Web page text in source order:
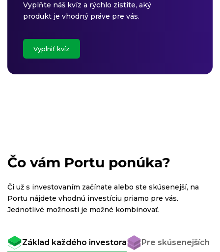
Vyplňte náš kvíz a rýchlo zistite, aký
produkt je vhodný práve pre vás.
Vyplniť kvíz
Čo vám Portu ponúka?
Či už s investovaním začínate alebo ste skúsenejší, na
Portu nájdete vhodnú investíciu priamo pre vás.
Jednotlivé možnosti je možné kombinovať.
Základ každého investora Pre skúsenejších